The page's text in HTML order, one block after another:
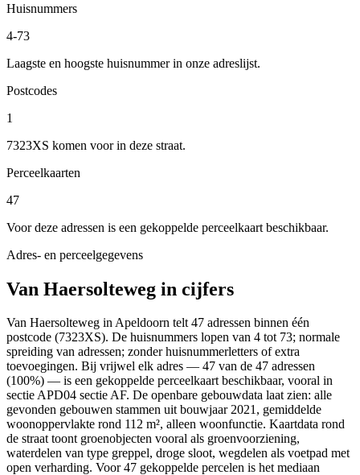
Huisnummers
4-73
Laagste en hoogste huisnummer in onze adreslijst.
Postcodes
1
7323XS komen voor in deze straat.
Perceelkaarten
47
Voor deze adressen is een gekoppelde perceelkaart beschikbaar.
Adres- en perceelgegevens
Van Haersolteweg in cijfers
Van Haersolteweg in Apeldoorn telt 47 adressen binnen één
postcode (7323XS). De huisnummers lopen van 4 tot 73; normale
spreiding van adressen; zonder huisnummerletters of extra
toevoegingen. Bij vrijwel elk adres — 47 van de 47 adressen
(100%) — is een gekoppelde perceelkaart beschikbaar, vooral in
sectie APD04 sectie AF. De openbare gebouwdata laat zien: alle
gevonden gebouwen stammen uit bouwjaar 2021, gemiddelde
woonoppervlakte rond 112 m², alleen woonfunctie. Kaartdata rond
de straat toont groenobjecten vooral als groenvoorziening,
waterdelen van type greppel, droge sloot, wegdelen als voetpad met
open verharding. Voor 47 gekoppelde percelen is het mediaan